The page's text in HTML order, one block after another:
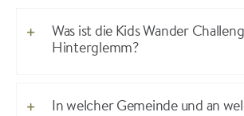
Was ist die Kids Wander
Hinterglemm?
In welcher Gemeinde und an